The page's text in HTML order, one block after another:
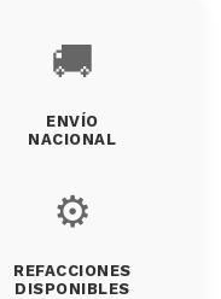
🚚
ENVÍO
NACIONAL
⚙️
REFACCIONES
DISPONIBLES